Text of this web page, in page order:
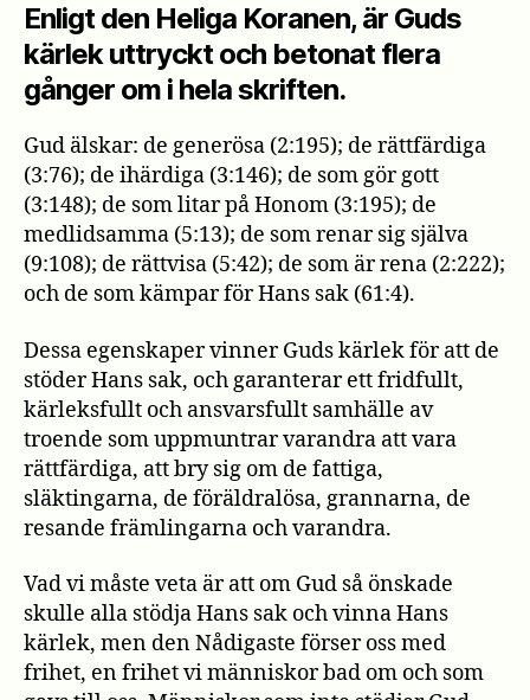
Enligt den Heliga Koranen, är Guds
kärlek uttryckt och betonat flera
gånger om i hela skriften.
Gud älskar: de generösa (2:195); de rättfärdiga
(3:76); de ihärdiga (3:146); de som gör gott
(3:148); de som litar på Honom (3:195); de
medlidsamma (5:13); de som renar sig själva
(9:108); de rättvisa (5:42); de som är rena (2:222);
och de som kämpar för Hans sak (61:4).
Dessa egenskaper vinner Guds kärlek för att de
stöder Hans sak, och garanterar ett fridfullt,
kärleksfullt och ansvarsfullt samhälle av
troende som uppmuntrar varandra att vara
rättfärdiga, att bry sig om de fattiga,
släktingarna, de föräldralösa, grannarna, de
resande främlingarna och varandra.
Vad vi måste veta är att om Gud så önskade
skulle alla stödja Hans sak och vinna Hans
kärlek, men den Nådigaste förser oss med
frihet, en frihet vi människor bad om och som